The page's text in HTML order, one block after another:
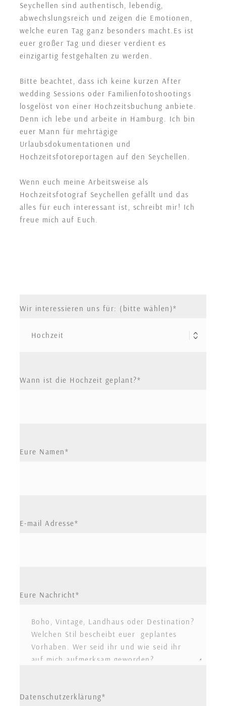
Seychellen sind authentisch, lebendig,
abwechslungsreich und zeigen die Emotionen,
welche euren Tag ganz besonders macht.Es ist
euer großer Tag und dieser verdient es
einzigartig festgehalten zu werden.
Bitte beachtet, dass ich keine kurzen After
wedding Sessions oder Familienfotoshootings
losgelöst von einer Hochzeitsbuchung anbiete.
Denn ich lebe und arbeite in Hamburg. Ich bin
euer Mann für mehrtägige
Urlaubsdokumentationen und
Hochzeitsfotoreportagen auf den Seychellen.
Wenn euch meine Arbeitsweise als
Hochzeitsfotograf Seychellen gefällt und das
alles für euch interessant ist, schreibt mir! Ich
freue mich auf Euch.
Wir interessieren uns für: (bitte wählen)
Wann ist die Hochzeit geplant?
Eure Namen
E-mail Adresse
Eure Nachricht
Datenschutzerklärung